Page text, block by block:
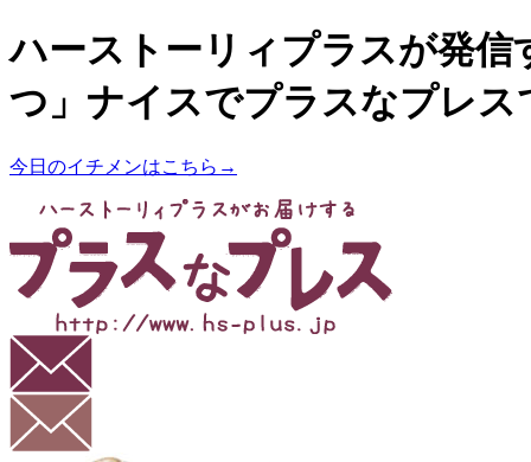
ハーストーリィプラスが発信
つ」ナイスでプラスなプレス
今日のイチメンはこちら→